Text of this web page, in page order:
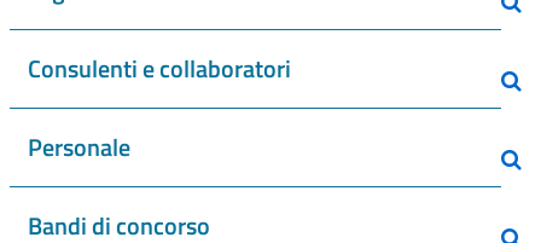
Consulenti e collaboratori
Personale
Bandi di concorso